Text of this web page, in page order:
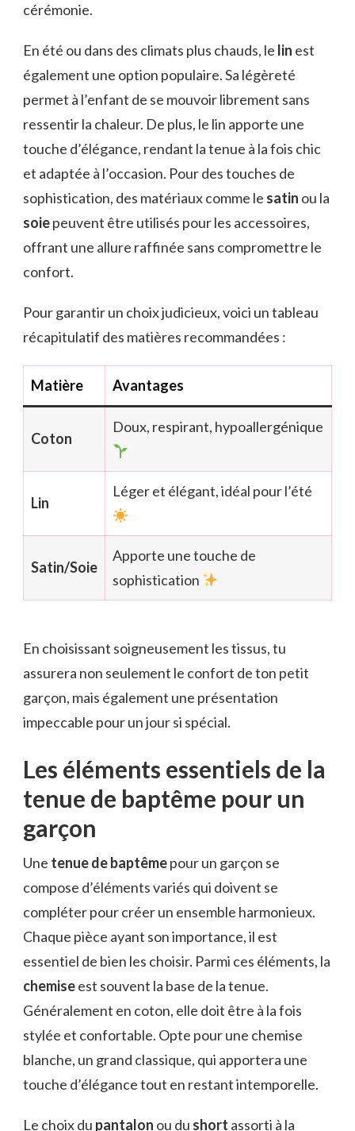
cérémonie.
En été ou dans des climats plus chauds, le lin est
également une option populaire. Sa légèreté
permet à l’enfant de se mouvoir librement sans
ressentir la chaleur. De plus, le lin apporte une
touche d’élégance, rendant la tenue à la fois chic
et adaptée à l’occasion. Pour des touches de
sophistication, des matériaux comme le satin ou la
soiepeuvent être utilisés pour les accessoires,
offrant une allure raffinée sans compromettre le
confort.
Pour garantir un choix judicieux, voici un tableau
récapitulatif des matières recommandées :
Matière Avantages
Coton
Doux, respirant, hypoallergénique
Lin
Léger et élégant, idéal pour l’été
Satin/Soie
Apporte une touche de
sophistication
En choisissant soigneusement les tissus, tu
assurera non seulement le confort de ton petit
garçon, mais également une présentation
impeccable pour un jour si spécial.
Les éléments essentiels de la
tenue de baptême pour un
garçon
Une tenue de baptêmepour un garçon se
compose d’éléments variés qui doivent se
compléter pour créer un ensemble harmonieux.
Chaque pièce ayant son importance, il est
essentiel de bien les choisir. Parmi ces éléments, la
chemiseest souvent la base de la tenue.
Généralement en coton, elle doit être à la fois
stylée et confortable. Opte pour une chemise
blanche, un grand classique, qui apportera une
touche d’élégance tout en restant intemporelle.
Le choix du pantalon ou du short assorti à la